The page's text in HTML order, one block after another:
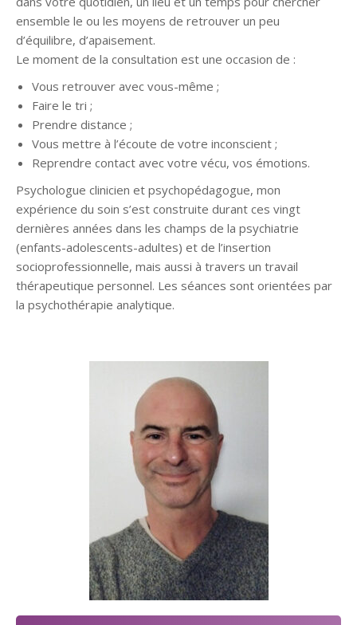
ensemble le ou les moyens de retrouver un peu
d’équilibre, d’apaisement.
Le moment de la consultation est une occasion de :
Vous retrouver avec vous-même ;
Faire le tri ;
Prendre distance ;
Vous mettre à l’écoute de votre inconscient ;
Reprendre contact avec votre vécu, vos émotions.
Psychologue clinicien et psychopédagogue, mon
expérience du soin s’est construite durant ces vingt
dernières années dans les champs de la psychiatrie
(enfants-adolescents-adultes) et de l’insertion
socioprofessionnelle, mais aussi à travers un travail
thérapeutique personnel. Les séances sont orientées par
la psychothérapie analytique.